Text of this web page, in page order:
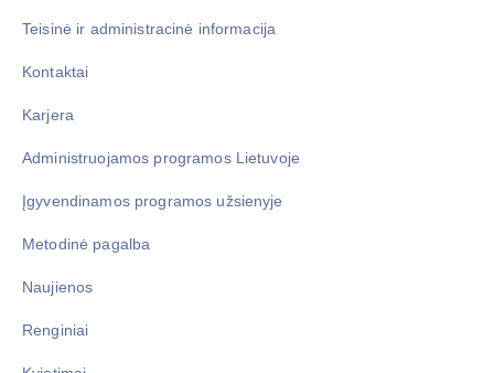
Teisinė ir administracinė informacija
Kontaktai
Karjera
Administruojamos programos Lietuvoje
Įgyvendinamos programos užsienyje
Metodinė pagalba
Naujienos
Renginiai